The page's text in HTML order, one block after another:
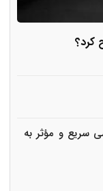
کرد؟
سریع و مؤثر به